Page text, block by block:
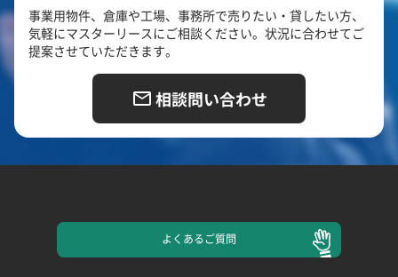
事業用物件、倉庫や工場、事務所で売りたい・貸したい方、
気軽にマスターリースにご相談ください。状況に合わせてご
提案させていただきます。
相談問い合わせ
よくあるご質問